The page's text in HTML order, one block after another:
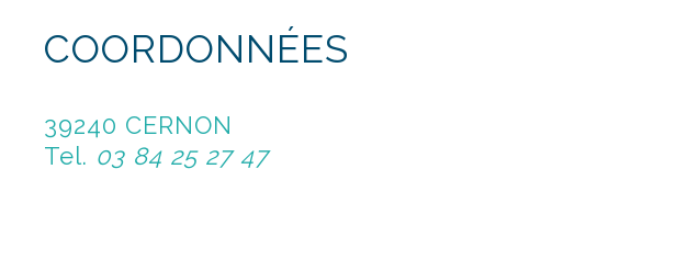
COORDONNÉES
39240 CERNON
Tel. 03 84 25 27 47